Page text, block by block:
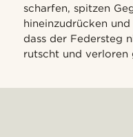
scharfen, spitzen
hineinzudrücken
dass der Federsteg
rutscht und verloren